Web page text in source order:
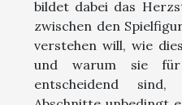
bildet dabei das
zwischen den
verstehen will, wie
und warum sie für
entscheidend